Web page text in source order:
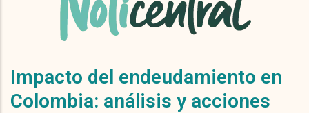
Impacto del endeudamiento en
Colombia: análisis y acciones